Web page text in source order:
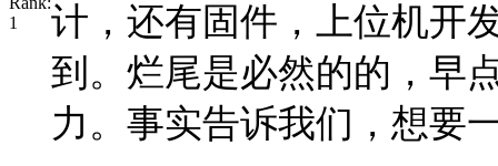
计，还有固件，上位机开
到。烂尾是必然的的，早
力。事实告诉我们，想要